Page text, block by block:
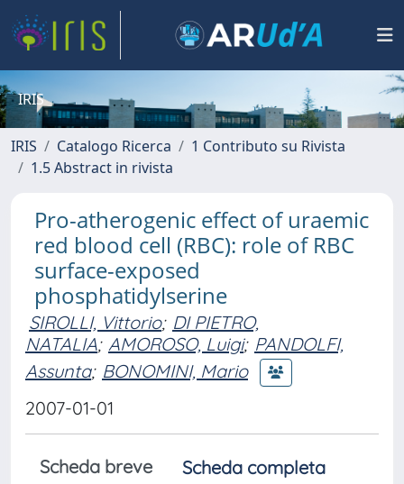
IRIS
IRIS Catalogo Ricerca
1 Contributo su Rivista
1.5 Abstract in rivista
Pro-atherogenic effect of uraemic
red blood cell (RBC): role of RBC
surface-exposed
phosphatidylserine
SIROLLI, Vittorio; DI PIETRO,
NATALIA; AMOROSO, Luigi; PANDOLFI,
Assunta; BONOMINI, Mario
2007-01-01
Scheda breve
Scheda completa